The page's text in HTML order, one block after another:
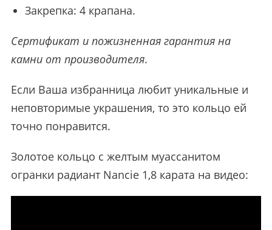
Закрепка: 4 крапана.
Сертификат и пожизненная гарантия на
камни от производителя.
Если Ваша избранница любит уникальные и
неповторимые украшения, то это кольцо ей
точно понравится.
Золотое кольцо с желтым муассанитом
огранки радиант Nancie 1,8 карата на видео: